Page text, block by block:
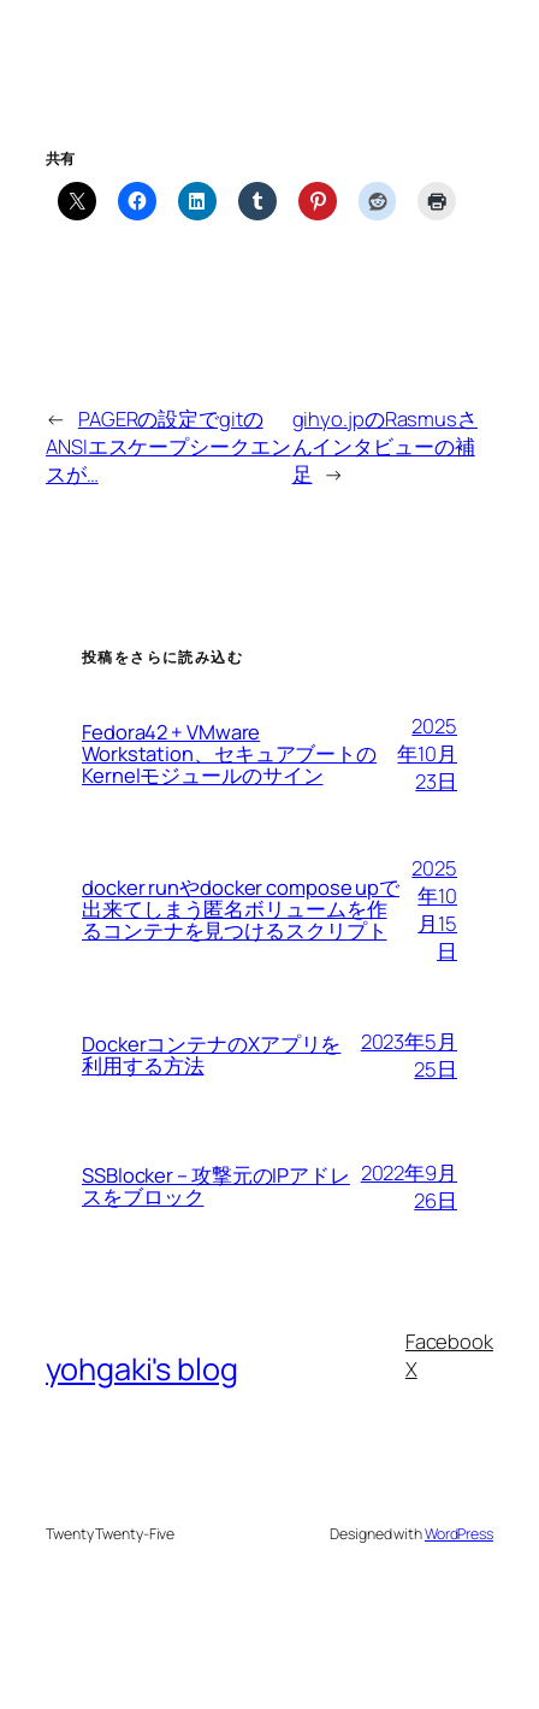
共有
← PAGERの設定でgitの
ANSIエスケープシークエン
スが…
gihyo.jpのRasmusさ
んインタビューの補
足 →
投稿をさらに読み込む
Fedora42 + VMware
Workstation、セキュアブートの
Kernelモジュールのサイン
2025
年10月
23日
docker runやdocker compose upで
出来てしまう匿名ボリュームを作
るコンテナを見つけるスクリプト
2025
年10
月15
日
DockerコンテナのXアプリを
利用する方法
2023年5月
25日
SSBlocker – 攻撃元のIPアドレ
スをブロック
2022年9月
26日
yohgaki's blog
Facebook
X
Twenty Twenty-Five Designed withWordPress